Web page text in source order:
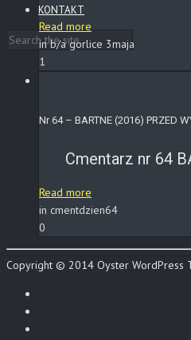
KONTAKT
Read more
in b/a gorlice 3maja
1
Nr 64 – BARTNE (2016) PRZED
Cmentarz nr 64
Read more
in cmentdzien64
0
Copyright © 2014 Oyster WordPress